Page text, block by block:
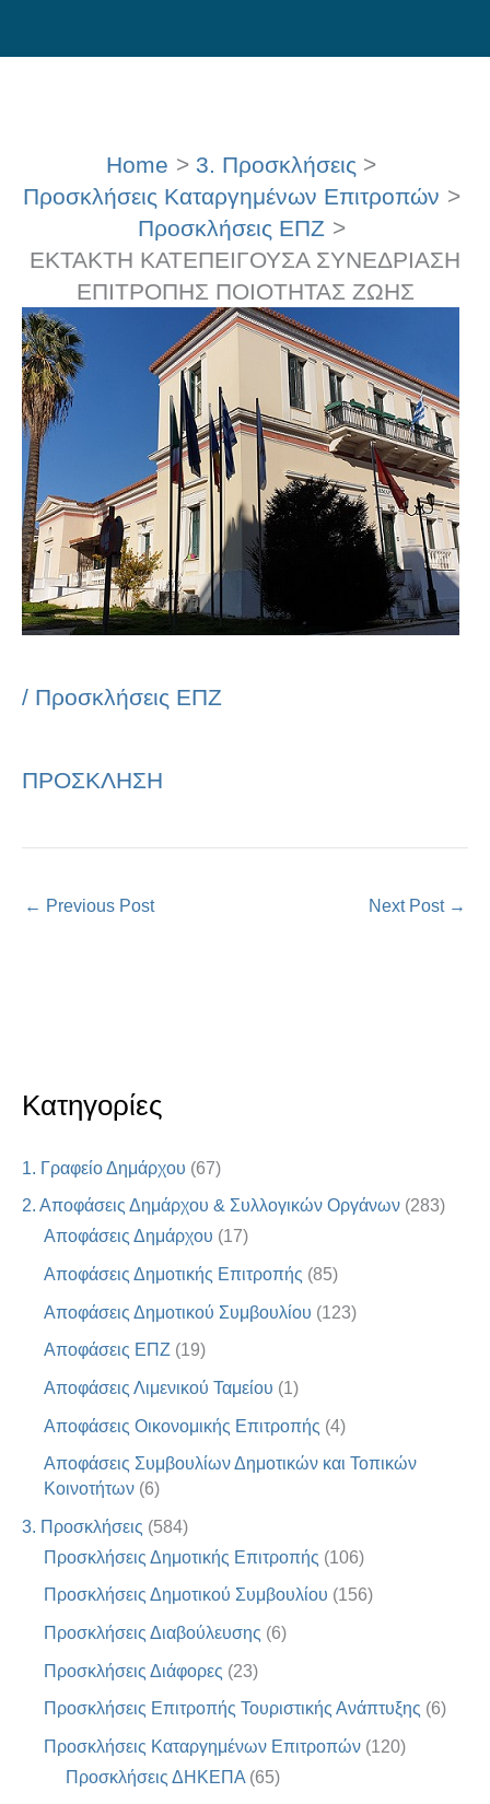
to
Κατηγορίες
1. Γραφείο Δημάρχου (67)
2. Αποφάσεις Δημάρχου & Συλλογικών Οργάνων (283)
Αποφάσεις Δημάρχου (17)
Αποφάσεις Δημοτικής Επιτροπής (85)
Αποφάσεις Δημοτικού Συμβουλίου (123)
Αποφάσεις ΕΠΖ (19)
Αποφάσεις Λιμενικού Ταμείου (1)
Αποφάσεις Οικονομικής Επιτροπής (4)
Αποφάσεις Συμβουλίων Δημοτικών και Τοπικών
Κοινοτήτων (6)
3. Προσκλήσεις (584)
Προσκλήσεις Δημοτικής Επιτροπής (106)
Προσκλήσεις Δημοτικού Συμβουλίου (156)
Προσκλήσεις Διαβούλευσης (6)
Προσκλήσεις Διάφορες (23)
Προσκλήσεις Επιτροπής Τουριστικής Ανάπτυξης (6)
Προσκλήσεις Καταργημένων Επιτροπών (120)
Προσκλήσεις ΔΗΚΕΠΑ (65)
Home
3. Προσκλήσεις
Προσκλήσεις Καταργημένων Επιτροπών
Προσκλήσεις ΕΠΖ
ΕΚΤΑΚΤΗ ΚΑΤΕΠΕΙΓΟΥΣΑ ΣΥΝΕΔΡΙΑΣΗ
ΕΠΙΤΡΟΠΗΣ ΠΟΙΟΤΗΤΑΣ ΖΩΗΣ
/ Προσκλήσεις ΕΠΖ
ΠΡΟΣΚΛΗΣΗ
← Previous Post Next Post →